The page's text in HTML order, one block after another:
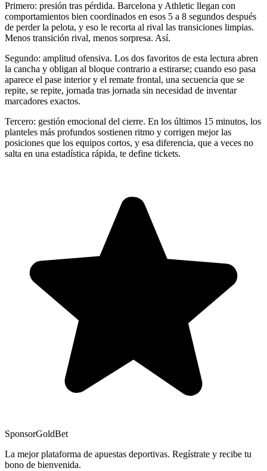
Primero: presión tras pérdida. Barcelona y Athletic llegan con
comportamientos bien coordinados en esos 5 a 8 segundos después
de perder la pelota, y eso le recorta al rival las transiciones limpias.
Menos transición rival, menos sorpresa. Así.
Segundo: amplitud ofensiva. Los dos favoritos de esta lectura abren
la cancha y obligan al bloque contrario a estirarse; cuando eso pasa
aparece el pase interior y el remate frontal, una secuencia que se
repite, se repite, jornada tras jornada sin necesidad de inventar
marcadores exactos.
Tercero: gestión emocional del cierre. En los últimos 15 minutos, los
planteles más profundos sostienen ritmo y corrigen mejor las
posiciones que los equipos cortos, y esa diferencia, que a veces no
salta en una estadística rápida, te define tickets.
SponsorGoldBet
La mejor plataforma de apuestas deportivas. Regístrate y recibe tu
bono de bienvenida.